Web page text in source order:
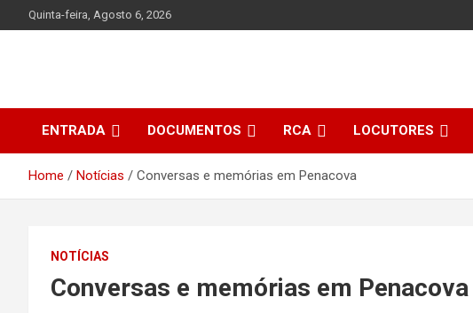
to
Quinta-feira, Agosto 6, 2026
ENTRADA DOCUMENTOS RCA LOCUTORES
Home Notícias Conversas e memórias em Penacova
NOTÍCIAS
Conversas e memórias em Penacova